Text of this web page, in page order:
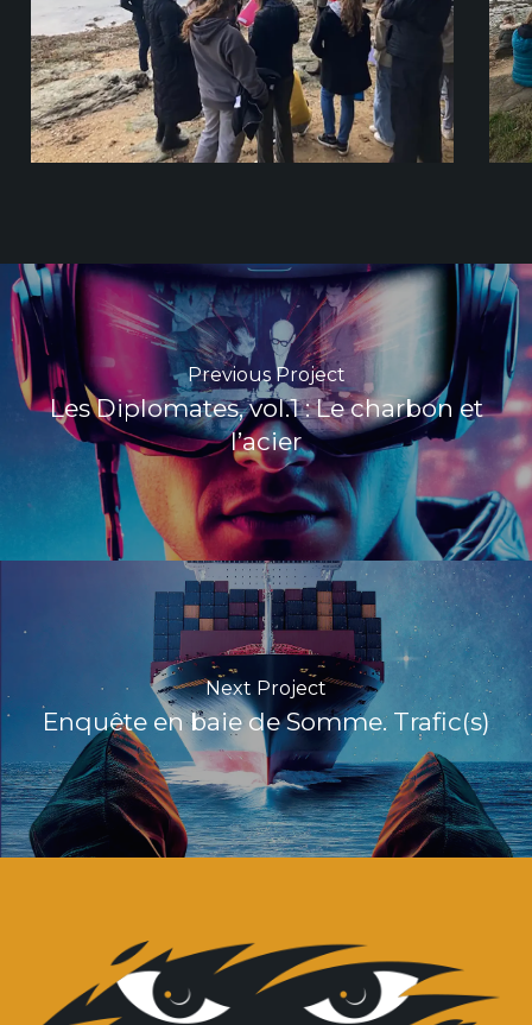
Previous Project
Les Diplomates, vol.1 : Le charbon et
l’acier
Next Project
Enquête en baie de Somme. Trafic(s)